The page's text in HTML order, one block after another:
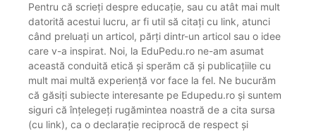
Pentru că scrieți despre educație, sau cu atât mai mult
datorită acestui lucru, ar fi util să citați cu link, atunci
când preluați un articol, părți dintr-un articol sau o idee
care v-a inspirat. Noi, la EduPedu.ro ne-am asumat
această conduită etică și sperăm că și publicațiile cu
mult mai multă experiență vor face la fel. Ne bucurăm
că găsiți subiecte interesante pe Edupedu.ro și suntem
siguri că înțelegeți rugămintea noastră de a cita sursa
(cu link), ca o declarație reciprocă de respect și